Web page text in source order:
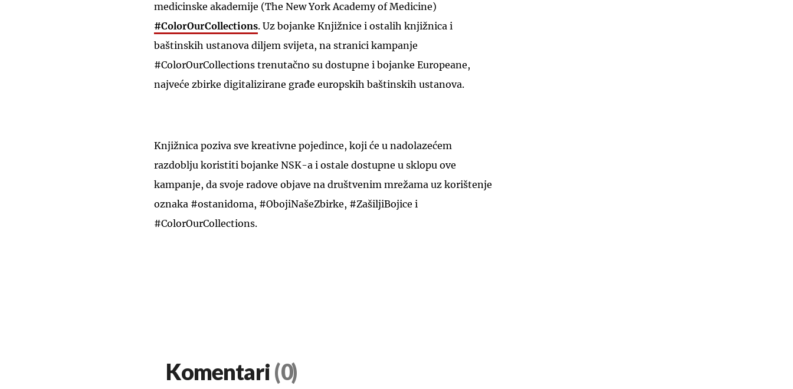
medicinske akademije (The New York Academy of Medicine)
#ColorOurCollections. Uz bojanke Knjižnice i ostalih knjižnica i
baštinskih ustanova diljem svijeta, na stranici kampanje
#ColorOurCollections trenutačno su dostupne i bojanke Europeane,
najveće zbirke digitalizirane građe europskih baštinskih ustanova.
Knjižnica poziva sve kreativne pojedince, koji će u nadolazećem
razdoblju koristiti bojanke NSK-a i ostale dostupne u sklopu ove
kampanje, da svoje radove objave na društvenim mrežama uz korištenje
oznaka #ostanidoma, #ObojiNašeZbirke, #ZašiljiBojice i
#ColorOurCollections.
Komentari (0)